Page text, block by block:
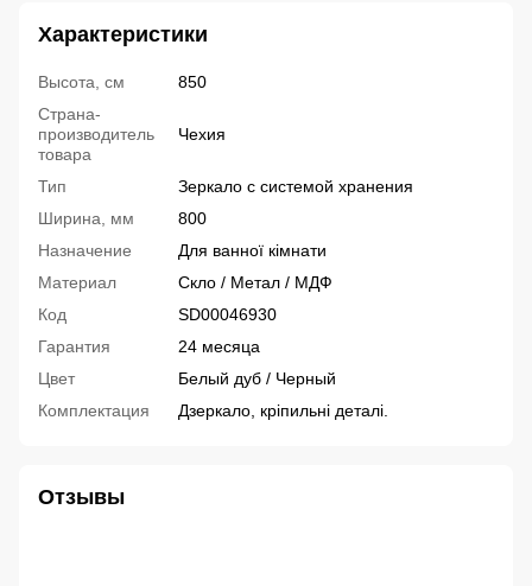
Характеристики
Высота, см
850
Страна-
производитель
товара
Чехия
Тип
Зеркало с системой хранения
Ширина, мм
800
Назначение
Для ванної кімнати
Материал
Скло / Метал / МДФ
Код
SD00046930
Гарантия
24 месяца
Цвет
Белый дуб / Черный
Комплектация
Дзеркало, кріпильні деталі.
Отзывы